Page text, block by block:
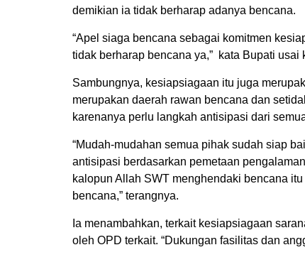
demikian ia tidak berharap adanya bencana.
“Apel siaga bencana sebagai komitmen
tidak berharap bencana ya,” kata Bupati usai
Sambungnya, kesiapsiagaan itu juga
merupakan daerah rawan bencana dan
karenanya perlu langkah antisipasi dari
“Mudah-mudahan semua pihak sudah siap
antisipasi berdasarkan pemetaan
kalopun Allah SWT menghendaki bencana
bencana,” terangnya.
Ia menambahkan, terkait kesiapsiagaan
oleh OPD terkait. “Dukungan fasilitas dan